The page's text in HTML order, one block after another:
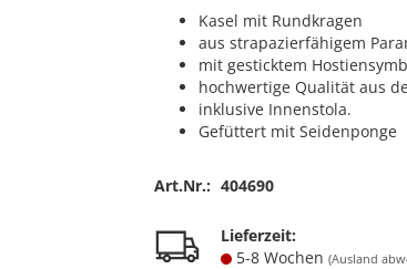
Kasel mit Rundkragen
aus strapazierfähigem
mit gesticktem
hochwertige Qualität aus
inklusive Innenstola.
Gefüttert mit Seidenponge
Art.Nr.: 404690
Lieferzeit:
5-8 Wochen (Ausland